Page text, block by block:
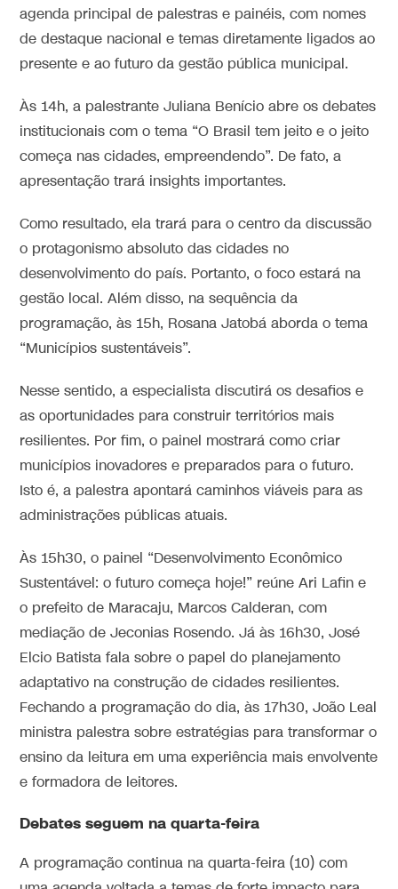
agenda principal de palestras e painéis, com nomes
de destaque nacional e temas diretamente ligados ao
presente e ao futuro da gestão pública municipal.
Às 14h, a palestrante Juliana Benício abre os debates
institucionais com o tema “O Brasil tem jeito e o jeito
começa nas cidades, empreendendo”. De fato, a
apresentação trará insights importantes.
Como resultado, ela trará para o centro da discussão
o protagonismo absoluto das cidades no
desenvolvimento do país. Portanto, o foco estará na
gestão local. Além disso, na sequência da
programação, às 15h, Rosana Jatobá aborda o tema
“Municípios sustentáveis”.
Nesse sentido, a especialista discutirá os desafios e
as oportunidades para construir territórios mais
resilientes. Por fim, o painel mostrará como criar
municípios inovadores e preparados para o futuro.
Isto é, a palestra apontará caminhos viáveis para as
administrações públicas atuais.
Às 15h30, o painel “Desenvolvimento Econômico
Sustentável: o futuro começa hoje!” reúne Ari Lafin e
o prefeito de Maracaju, Marcos Calderan, com
mediação de Jeconias Rosendo. Já às 16h30, José
Elcio Batista fala sobre o papel do planejamento
adaptativo na construção de cidades resilientes.
Fechando a programação do dia, às 17h30, João Leal
ministra palestra sobre estratégias para transformar o
ensino da leitura em uma experiência mais envolvente
e formadora de leitores.
Debates seguem na quarta-feira
A programação continua na quarta-feira (10) com